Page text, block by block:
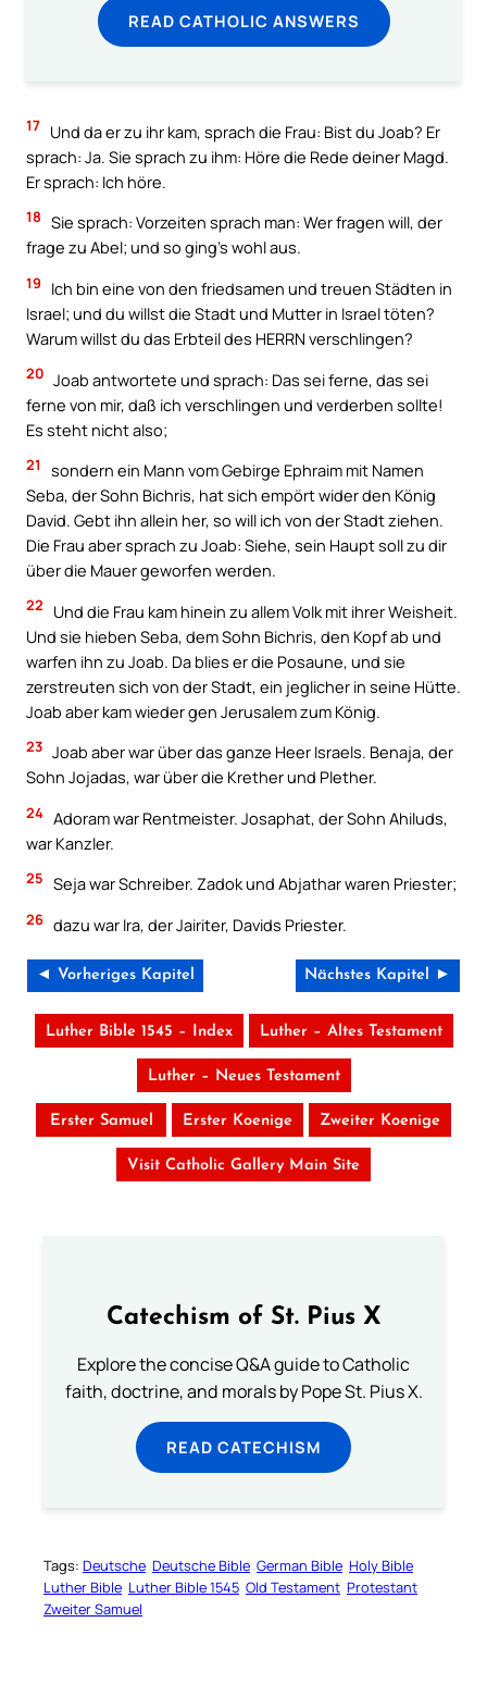
READ CATHOLIC ANSWERS
17 Und da er zu ihr kam, sprach die Frau: Bist du Joab? Er
sprach: Ja. Sie sprach zu ihm: Höre die Rede deiner Magd.
Er sprach: Ich höre.
18 Sie sprach: Vorzeiten sprach man: Wer fragen will, der
frage zu Abel; und so ging’s wohl aus.
19
Ich bin eine von den friedsamen und treuen Städten in
Israel; und du willst die Stadt und Mutter in Israel töten?
Warum willst du das Erbteil des HERRN verschlingen?
20 Joab antwortete und sprach: Das sei ferne, das sei
ferne von mir, daß ich verschlingen und verderben sollte!
Es steht nicht also;
21
sondern ein Mann vom Gebirge Ephraim mit Namen
Seba, der Sohn Bichris, hat sich empört wider den König
David. Gebt ihn allein her, so will ich von der Stadt ziehen.
Die Frau aber sprach zu Joab: Siehe, sein Haupt soll zu dir
über die Mauer geworfen werden.
22
Und die Frau kam hinein zu allem Volk mit ihrer Weisheit.
Und sie hieben Seba, dem Sohn Bichris, den Kopf ab und
warfen ihn zu Joab. Da blies er die Posaune, und sie
zerstreuten sich von der Stadt, ein jeglicher in seine Hütte.
Joab aber kam wieder gen Jerusalem zum König.
23 Joab aber war über das ganze Heer Israels. Benaja, der
Sohn Jojadas, war über die Krether und Plether.
24 Adoram war Rentmeister. Josaphat, der Sohn Ahiluds,
war Kanzler.
25 Seja war Schreiber. Zadok und Abjathar waren Priester;
26 dazu war Ira, der Jairiter, Davids Priester.
◄ Vorheriges Kapitel Nächstes Kapitel ►
Luther Bible 1545 – Index Luther – Altes Testament
Luther – Neues Testament
Erster Samuel Erster Koenige Zweiter Koenige
Visit Catholic Gallery Main Site
Catechism of St. Pius X
Explore the concise Q&A guide to Catholic
faith, doctrine, and morals by Pope St. Pius X.
READ CATECHISM
Tags: Deutsche Deutsche Bible German Bible Holy Bible
Luther Bible Luther Bible 1545 Old Testament Protestant
Zweiter Samuel